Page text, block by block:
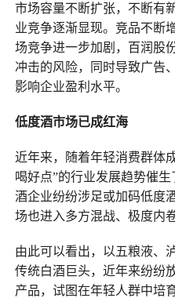
市场容量不断扩张，不断有
业竞争逐渐显现。竞品不断
场竞争进一步加剧，百润股
冲击的风险，同时导致广告
影响企业盈利水平。
低度酒市场已成红海
近年来，随着年轻消费群体
喝好点”的行业发展趋势催
酒企业纷纷涉足或加码低度
场也进入多方混战、极度内
由此可以看出，以五粮液、
传统白酒巨头，近年来纷纷
产品，试图在年轻人群中培